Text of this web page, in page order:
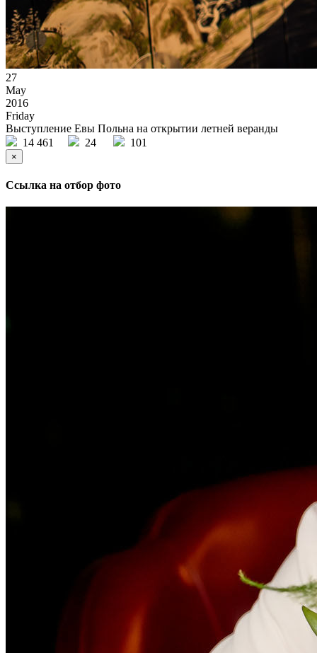
27
May
2016
Friday
Выступление Евы Польна на открытии летней веранды
14 461
24 101
×
Ссылка на отбор фото